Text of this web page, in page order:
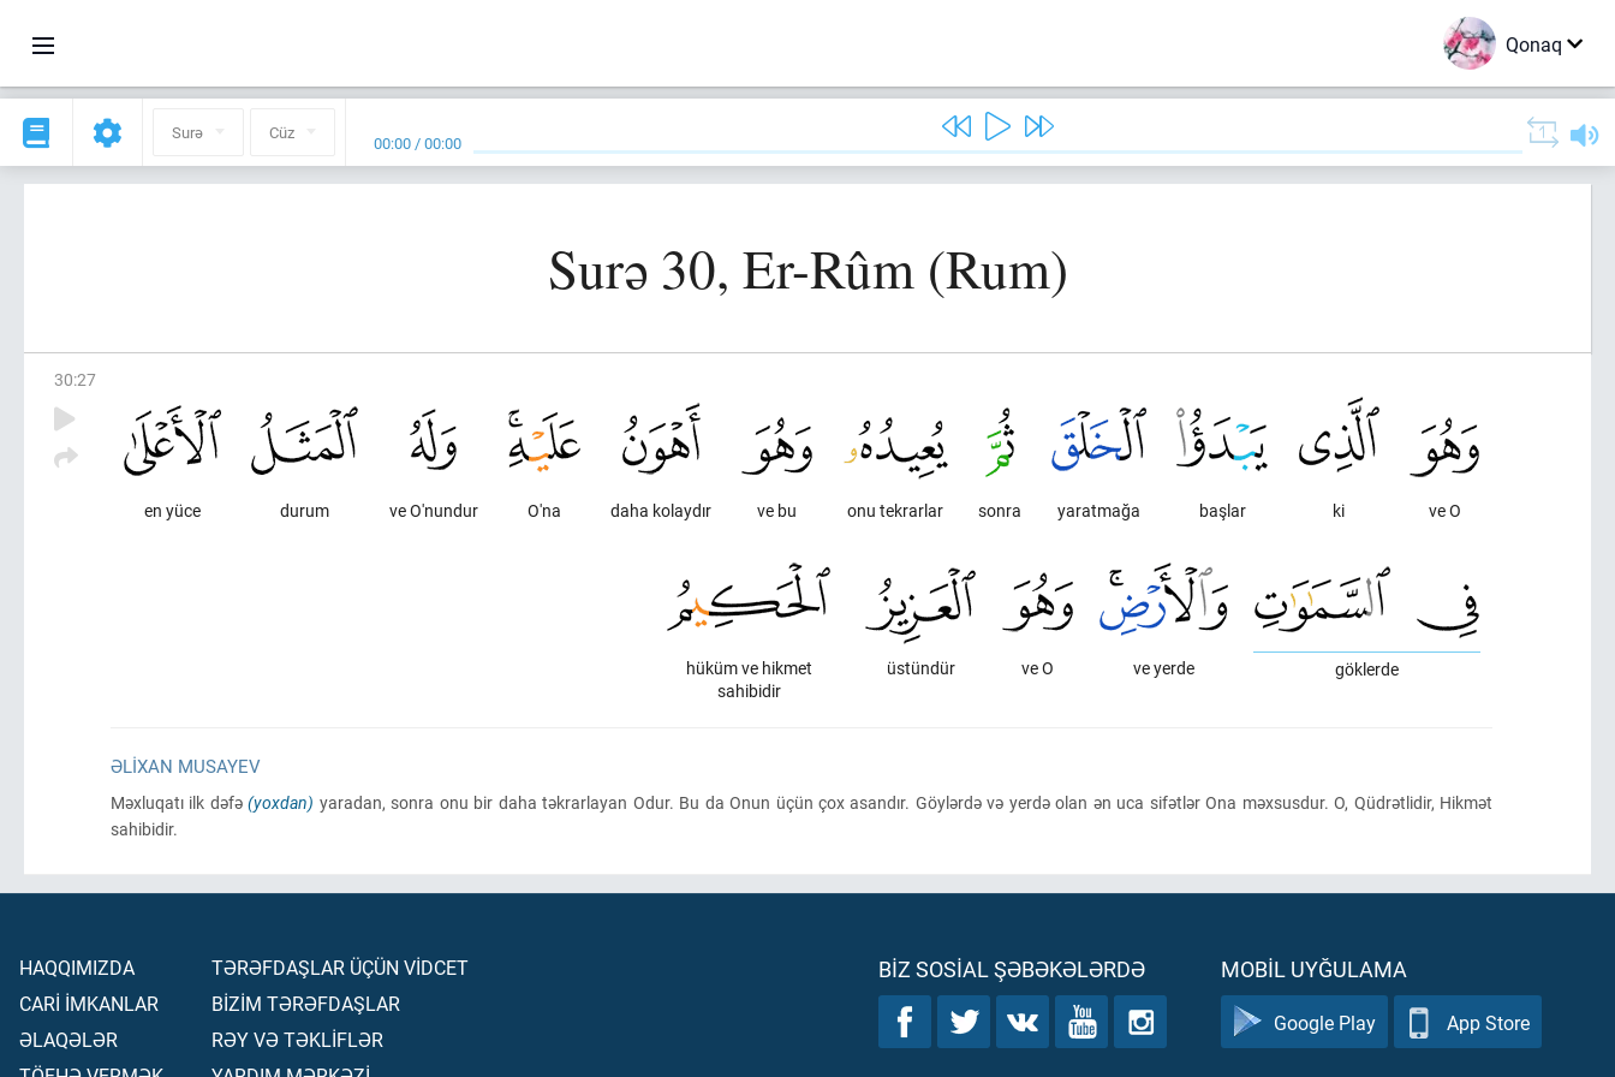
Qonaq
Surə Cüz 00:00 /00:00
Surə 30, Er-Rûm (Rum)
30:27
ve O
ki
başlar
yaratmağa
sonra
onu tekrarlar
ve bu
daha kolaydır
O'na
ve O'nundur
durum
en yüce
göklerde
ve yerde
ve O
üstündür
hüküm ve hikmet
sahibidir
ƏLIXAN MUSAYEV
Məxluqatı ilk dəfə(yoxdan) yaradan, sonra onu bir daha təkrarlayan Odur. Bu da Onun üçün çox asandır. Göylərdə və yerdə olan ən uca sifətlər Ona məxsusdur. O, Qüdrətlidir, Hikmət
sahibidir.
HAQQIMIZDA
CARİ İMKANLAR
ƏLAQƏLƏR
TƏRƏFDAŞLAR ÜÇÜN VİDCET
BİZİM TƏRƏFDAŞLAR
RƏY VƏ TƏKLİFLƏR
BIZ SOSIAL ŞƏBƏKƏLƏRDƏ MOBIL UYĞULAMA
Google Play App Store